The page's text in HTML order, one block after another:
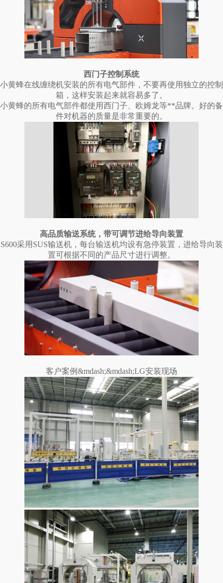
西门子控制系统
小黄蜂在线缠绕机安装的所有电气部件，不要再使用独立的控制
箱，这样安装起来就容易多了。
小黄蜂的所有电气部件都使用西门子、欧姆龙等**品牌。好的备
件对机器的质量是非常重要的。
高品质输送系统，带可调节进给导向装置
S600采用SUS输送机，每台输送机均设有急停装置，进给导向装
置可根据不同的产品尺寸进行调整。
客户案例&mdash;&mdash;LG安装现场